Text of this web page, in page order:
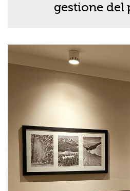
gestione del